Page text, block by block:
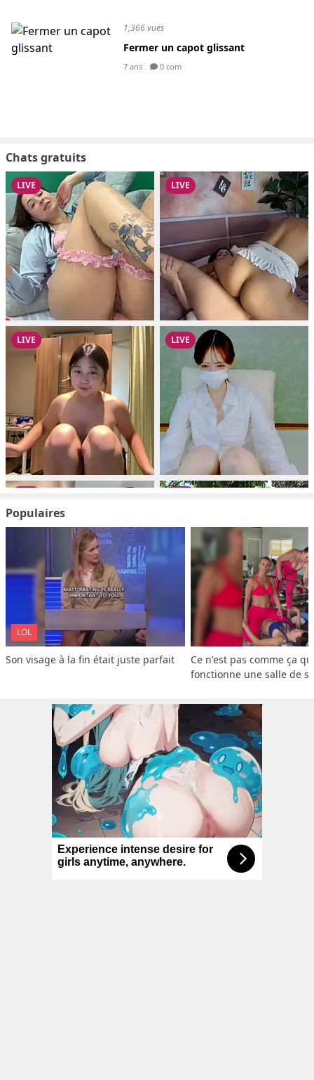
1,366 vues
Fermer un capot glissant
7 ans 0 com
Chats gratuits
Populaires
LOL
Son visage à la fin était juste parfait
Ce n'est pas comme ça
fonctionne une salle de